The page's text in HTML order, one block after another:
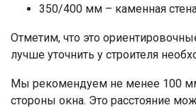
350/400 мм – каменная
Отметим, что это
лучше уточнить у строителя
Мы рекомендуем не менее 100
стороны окна. Это расстояние